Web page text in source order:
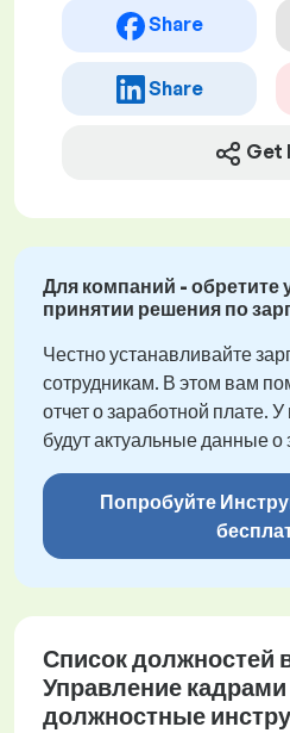
Share
Share
Get
Для компаний - обретите
принятии решения по
Честно устанавливайте
сотрудникам. В этом вам
отчет о заработной плате.
будут актуальные данные о
Попробуйте
Список должностей
Управление кадрами
должностные